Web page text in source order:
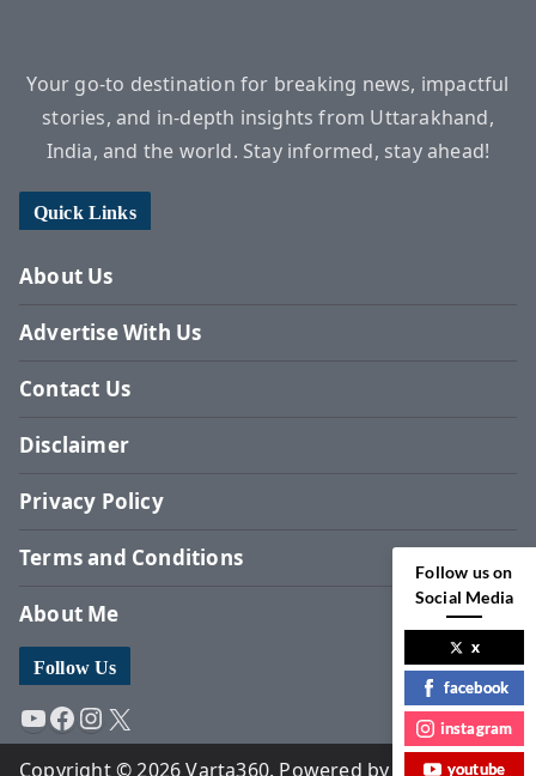
Your go-to destination for breaking news, impactful
stories, and in-depth insights from Uttarakhand,
India, and the world. Stay informed, stay ahead!
Quick Links
About Us
Advertise With Us
Contact Us
Disclaimer
Privacy Policy
Terms and Conditions
About Me
Follow Us
YouTube
Facebook
Instagram
X
Copyright © 2026 Varta360. Powered by Surbhi
Follow us on
Social Media
x
facebook
instagram
youtube